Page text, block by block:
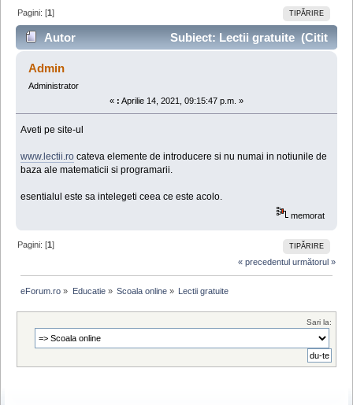
TIPĂRIRE
Pagini: [1]
Autor
Subiect: Lectii gratuite (Citit
de 831321 ori)
Admin
Administrator
« : Aprilie 14, 2021, 09:15:47 p.m. »
Aveti pe site-ul
www.lectii.ro cateva elemente de introducere si nu numai in notiunile de
baza ale matematicii si programarii.
esentialul este sa intelegeti ceea ce este acolo.
memorat
TIPĂRIRE
Pagini: [1]
« precedentul următorul »
eForum.ro » Educatie» Scoala online» Lectii gratuite
Sari la: